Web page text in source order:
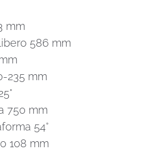
mm
586 mm
235 mm
750 mm
54°
108 mm